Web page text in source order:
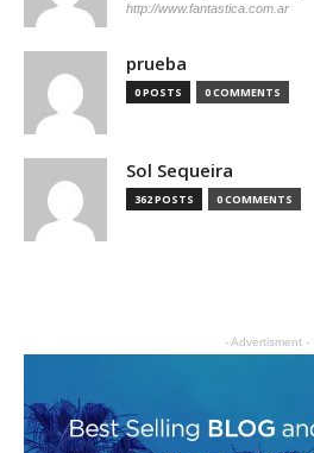
http://www.fantastica.com.ar
prueba
0 POSTS 0 COMMENTS
Sol Sequeira
362 POSTS 0 COMMENTS
- Advertisment -